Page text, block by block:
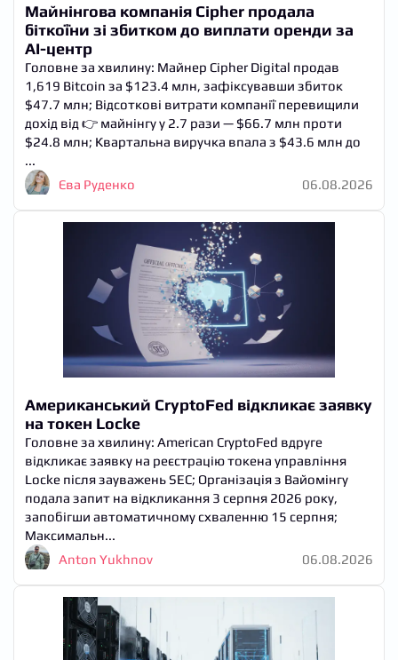
Майнінгова компанія Cipher продала
біткоїни зі збитком до виплати оренди за
AI-центр
Головне за хвилину: Майнер Cipher Digital продав
1,619 Bitcoin за $123.4 млн, зафіксувавши збиток
$47.7 млн; Відсоткові витрати компанії перевищили
дохід від 👉 майнінгу у 2.7 рази — $66.7 млн проти
$24.8 млн; Квартальна виручка впала з $43.6 млн до
...
Єва Руденко
06.08.2026
Американський CryptoFed відкликає заявку
на токен Locke
Головне за хвилину: American CryptoFed вдруге
відкликає заявку на реєстрацію токена управління
Locke після зауважень SEC; Організація з Вайомінгу
подала запит на відкликання 3 серпня 2026 року,
запобігши автоматичному схваленню 15 серпня;
Максимальн...
Anton Yukhnov
06.08.2026